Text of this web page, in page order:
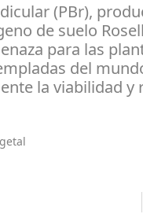
(PBr),
de suelo
para las
del
la viabilidad y